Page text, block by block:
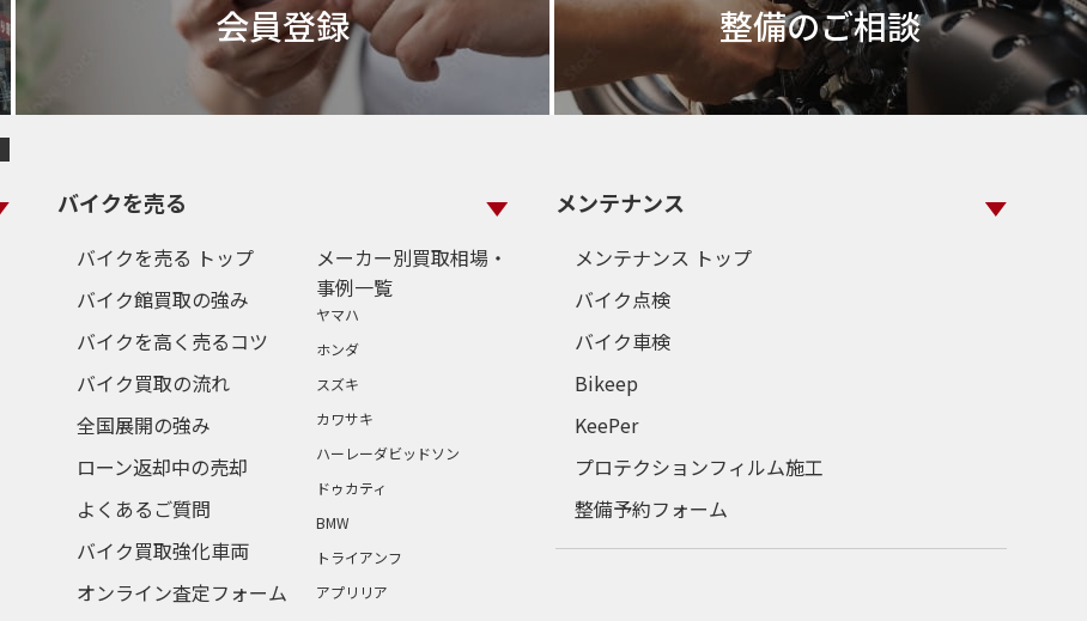
会員登録 整備のご相談
バイクを売る
バイクを売る トップ
バイク館買取の強み
バイクを高く売るコツ
バイク買取の流れ
全国展開の強み
ローン返却中の売却
よくあるご質問
バイク買取強化車両
オンライン査定フォーム
メーカー別買取相場・
事例一覧
ヤマハ
ホンダ
スズキ
カワサキ
ハーレーダビッドソン
ドゥカティ
BMW
トライアンフ
アプリリア
メンテナンス
メンテナンス トップ
バイク点検
バイク車検
Bikeep
KeePer
プロテクションフィルム施工
整備予約フォーム